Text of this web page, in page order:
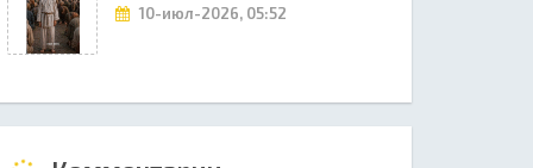
10-июл-2026, 05:52